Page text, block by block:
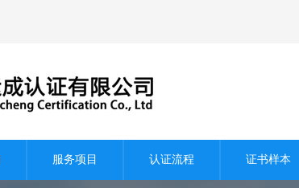
服务项目 认证流程 证书样本